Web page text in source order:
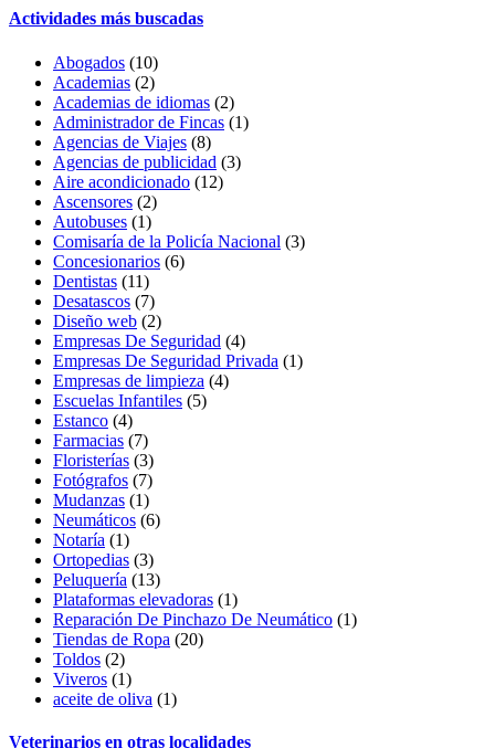
Actividades más buscadas
Abogados (10)
Academias (2)
Academias de idiomas (2)
Administrador de Fincas (1)
Agencias de Viajes (8)
Agencias de publicidad (3)
Aire acondicionado (12)
Ascensores (2)
Autobuses (1)
Comisaría de la Policía Nacional (3)
Concesionarios (6)
Dentistas (11)
Desatascos (7)
Diseño web (2)
Empresas De Seguridad (4)
Empresas De Seguridad Privada (1)
Empresas de limpieza (4)
Escuelas Infantiles (5)
Estanco (4)
Farmacias (7)
Floristerías (3)
Fotógrafos (7)
Mudanzas (1)
Neumáticos (6)
Notaría (1)
Ortopedias (3)
Peluquería (13)
Plataformas elevadoras (1)
Reparación De Pinchazo De Neumático (1)
Tiendas de Ropa (20)
Toldos (2)
Viveros (1)
aceite de oliva (1)
Veterinarios en otras localidades